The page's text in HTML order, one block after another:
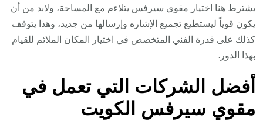
يشترط هنا اختيار مقوي سيرفس يتلاءم مع المساحة، ولابد من أن
يكون قوياً ليستطيع تجميع الإشاره وإرسالها من جديد، وهذا يتوقف
كذلك على قدرة الفني المتخصص في اختيار المكان الملائم للقيام
بهذا الدور.
أفضل الشركات التي تعمل في
مقوي سيرفس الكويت